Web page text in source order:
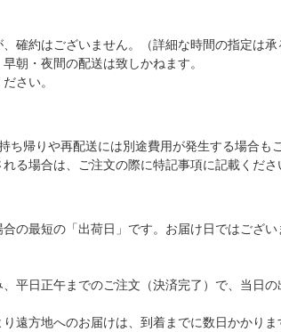
確約はございません。（詳細な時間の指定は承
朝・夜間の配送は致しかねます。
さい。
帰りや再配送には別途費用が発生する場合も
る場合は、ご注文の際に特記事項に記載くださ
の最短の「出荷日」です。お届け日ではござい
平日正午までのご注文（決済完了）で、当日
遠方地へのお届けは、到着までに数日かかりま